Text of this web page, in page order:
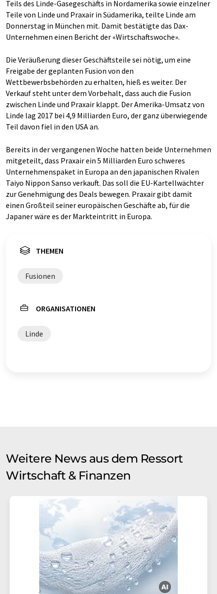
Teils des Linde-Gasegeschäfts in Nordamerika sowie einzelner
Teile von Linde und Praxair in Südamerika, teilte Linde am
Donnerstag in München mit. Damit bestätigte das Dax-
Unternehmen einen Bericht der «Wirtschaftswoche».
Die Veräußerung dieser Geschäftsteile sei nötig, um eine
Freigabe der geplanten Fusion von den
Wettbewerbsbehörden zu erhalten, hieß es weiter. Der
Verkauf steht unter dem Vorbehalt, dass auch die Fusion
zwischen Linde und Praxair klappt. Der Amerika-Umsatz von
Linde lag 2017 bei 4,9 Milliarden Euro, der ganz überwiegende
Teil davon fiel in den USA an.
Bereits in der vergangenen Woche hatten beide Unternehmen
mitgeteilt, dass Praxair ein 5 Milliarden Euro schweres
Unternehmenspaket in Europa an den japanischen Rivalen
Taiyo Nippon Sanso verkauft. Das soll die EU-Kartellwächter
zur Genehmigung des Deals bewegen. Praxair gibt damit
einen Großteil seiner europäischen Geschäfte ab, für die
Japaner wäre es der Markteintritt in Europa.
THEMEN
Fusionen
ORGANISATIONEN
Linde
Weitere News aus dem Ressort
Wirtschaft & Finanzen